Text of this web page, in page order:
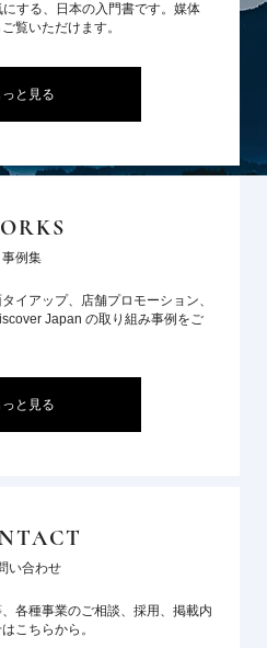
する、日本の入門書です。媒体
覧いただけます。
っと見る
事例集
イアップ、店舗プロモーション、
Japan の取り組み事例をご
っと見る
い合わせ
各種事業のご相談、採用、掲載内
こちらから。